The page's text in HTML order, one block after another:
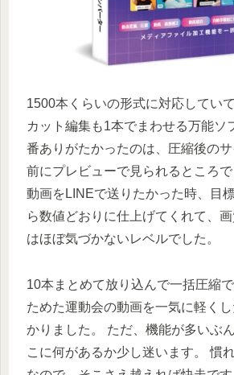
1500本くらいの形式に対応してい
カット編集も1本でまわせる万能ソ
番ありがたかったのは、圧縮後の
前にプレビューで見られるところ
動画をLINEで送りたかった時、目
ら数値どおりに仕上げてくれて、
はほぼ気づかないレベルでした。
10本まとめて放り込んで一括圧縮
ためた運動会の動画を一気に軽く
かりました。 ただ、機能が多いぶ
こに何があるか少し迷います。 慣